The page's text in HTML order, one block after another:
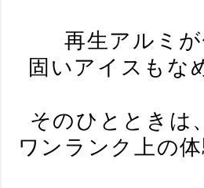
再生アルミ
固いアイスもな
そのひとときは
ワンランク上の